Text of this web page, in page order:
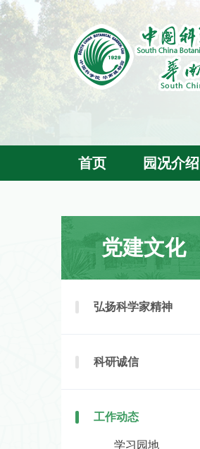
首页 园况介绍
党建文化
弘扬科学家精神
科研诚信
工作动态
学习园地